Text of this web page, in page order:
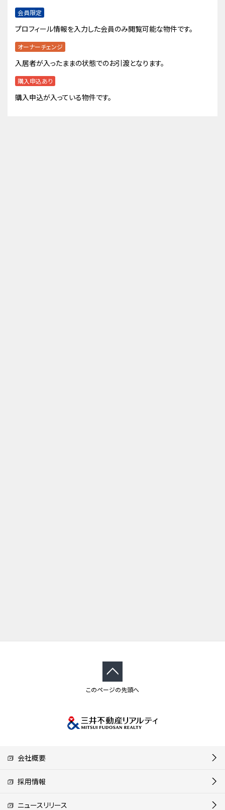
会員限定
プロフィール情報を入力した会員のみ閲覧可能な物件です。
オーナーチェンジ
入居者が入ったままの状態でのお引渡となります。
購入申込あり
購入申込が入っている物件です。
このページの先頭へ
会社概要
採用情報
ニュースリリース